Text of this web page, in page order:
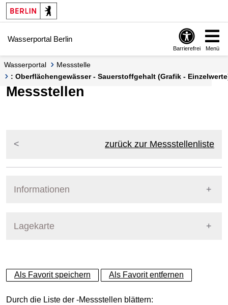
Springe zur Navigation
Springe zum Inhalt
Wasserportal Berlin
Barrierefrei Menü
Wasserportal
Messstelle
: Oberflächengewässer - Sauerstoffgehalt (Grafik -
Messstellen
zurück zur Messstellenliste
Informationen
Lagekarte
+
−
Als Favorit speichern Als Favorit entfernen
Durch die Liste der -Messstellen blättern: